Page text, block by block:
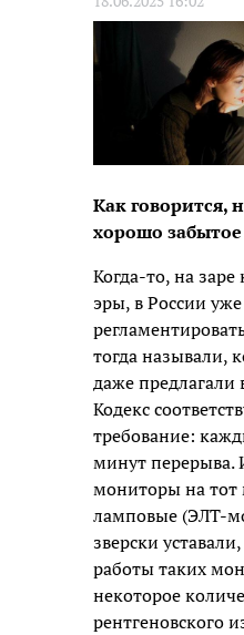
Как говорится,
хорошо забытое
Когда-то, на
эры, в России
тогда называли,
даже предлагали
Кодекс
требование:
минут перерыва.
мониторы на
ламповые (ЭЛТ-
зверски
работы таких
некоторое
рентгеновского